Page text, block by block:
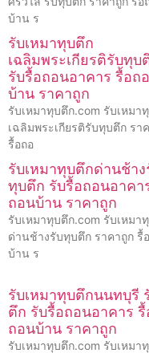
บ้าน ร
รับเหมาทุบตึก
เฉลิมพระเกียรติรับทุบ
รับรื้อถอนอาคาร รื้อถ
บ้าน ราคาถูก
รับเหมาทุบตึก.com รับเหมา
เฉลิมพระเกียรติรับทุบตึก รา
รื้อถอ
รับเหมาทุบตึกด่านช้าง
ทุบตึก รับรื้อถอนอาคา
ถอนบ้าน ราคาถูก
รับเหมาทุบตึก.com รับเหมา
ด่านช้างรับทุบตึก ราคาถูก รื้
บ้าน ร
รับเหมาทุบตึกนนทบุรี
ตึก รับรื้อถอนอาคาร รื้
ถอนบ้าน ราคาถูก
รับเหมาทุบตึก.com รับเหมา